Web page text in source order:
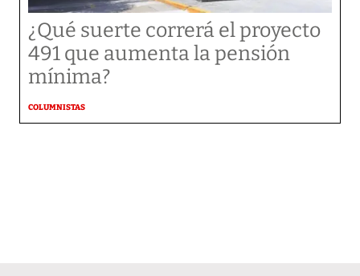
¿Qué suerte correrá el proyecto
491 que aumenta la pensión
mínima?
COLUMNISTAS